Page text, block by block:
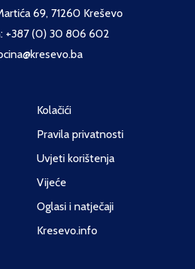
69, 71260 Kreševo
+387 (0) 30 806 602
Kolačići
Pravila privatnosti
Uvjeti korištenja
Vijeće
Oglasi i natječaji
Kresevo.info